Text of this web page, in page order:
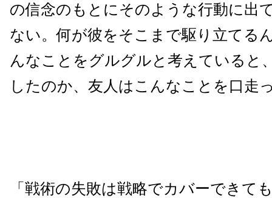
の信念のもとにそのような行動に出
ない。何が彼をそこまで駆り立てる
んなことをグルグルと考えていると
したのか、友人はこんなことを口走
「戦術の失敗は戦略でカバーできて